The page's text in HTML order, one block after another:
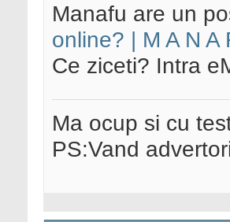
Manafu are un
online? | M A N A
Ce ziceti? Intra
Ma ocup si cu
PS:Vand